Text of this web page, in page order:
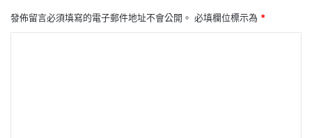
發佈留言必須填寫的電子郵件地址不會公開。 必填欄位標示為 *